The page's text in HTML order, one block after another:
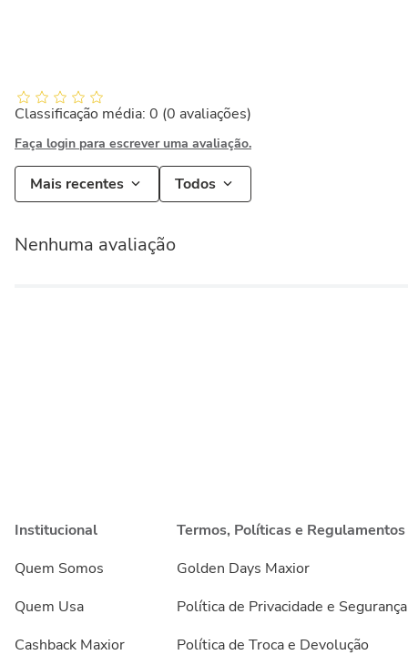
Classificação média: 0 (0 avaliações)
Faça login para escrever uma avaliação.
Mais recentes Todos
Nenhuma avaliação
Institucional
Quem Somos
Quem Usa
Cashback Maxior
Termos, Políticas e Regulamentos
Golden Days Maxior
Política de Privacidade e Segurança
Política de Troca e Devolução